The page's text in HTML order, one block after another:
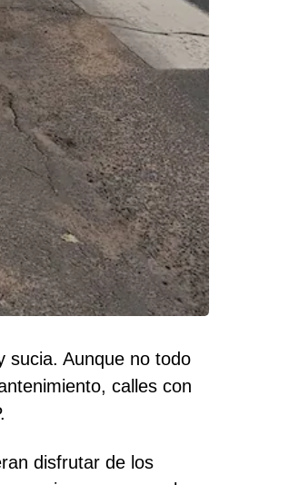
sucia. Aunque no todo
calles con
disfrutar de los